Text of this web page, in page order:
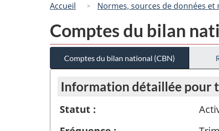
Accueil Normes, sources de données et
Comptes du bilan
Comptes du bilan national (CBN)
Information détaillée pour
Statut :